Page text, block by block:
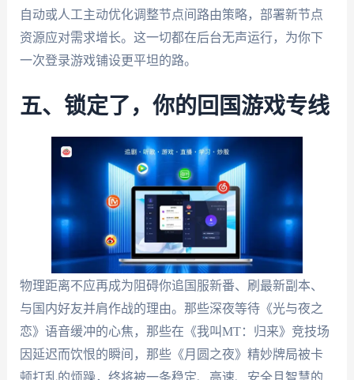
自动或人工主动优化调整节点间路由策略，部署新节点
资源应对需求增长。这一切都在后台无声运行，为你下
一次登录游戏铺设更平坦的路。
五、锁定了，你的回国游戏专线
物理距离不应再成为阻碍你追国服新番、刷最新副本、
与国内好友并肩作战的理由。那些深夜等待《光与夜之
恋》语音缓冲的心焦，那些在《我叫MT：归来》竞技场
因延迟而饮恨的瞬间，那些《月圆之夜》精妙牌局被卡
顿打乱的烦躁，终将被一条稳定、高速、安全且智慧的